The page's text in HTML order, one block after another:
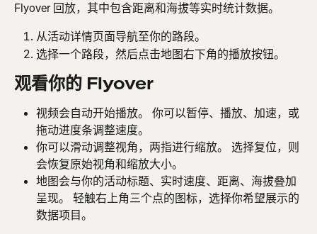
Flyover 回放，其中包含距离和海拔等实时统计数据。
从活动详情页面导航至你的路段。
选择一个路段，然后点击地图右下角的播放按钮。
观看你的 Flyover
视频会自动开始播放。 你可以暂停、播放、加速，或
拖动进度条调整速度。
你可以滑动调整视角，两指进行缩放。 选择复位，则
会恢复原始视角和缩放大小。
地图会与你的活动标题、实时速度、距离、海拔叠加
呈现。 轻触右上角三个点的图标，选择你希望展示的
数据项目。